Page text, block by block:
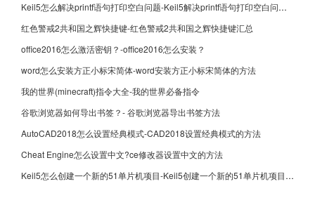
Keil5怎么解决printf语句打印空白问题-Keil5解决printf语句打印空白问题的方法
红色警戒2共和国之辉快捷键-红色警戒2共和国之辉快捷键汇总
office2016怎么激活密钥？-office2016怎么安装？
word怎么安装方正小标宋简体-word安装方正小标宋简体的方法
我的世界(minecraft)指令大全-我的世界必备指令
谷歌浏览器如何导出书签？- 谷歌浏览器导出书签方法
AutoCAD2018怎么设置经典模式-CAD2018设置经典模式的方法
Cheat Engine怎么设置中文?ce修改器设置中文的方法
Keil5怎么创建一个新的51单片机项目-Keil5创建一个新的51单片机项目的方法